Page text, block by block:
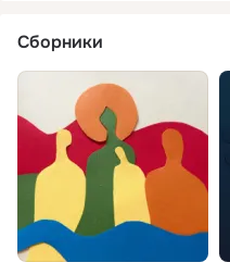
Сборники